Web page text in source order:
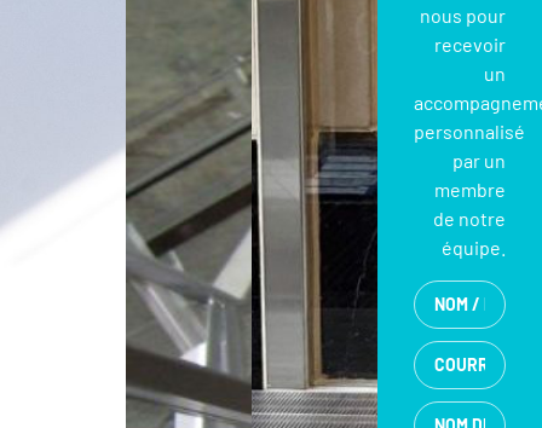
nous pour
recevoir
un
personnalisé
par un
membre
de notre
équipe.